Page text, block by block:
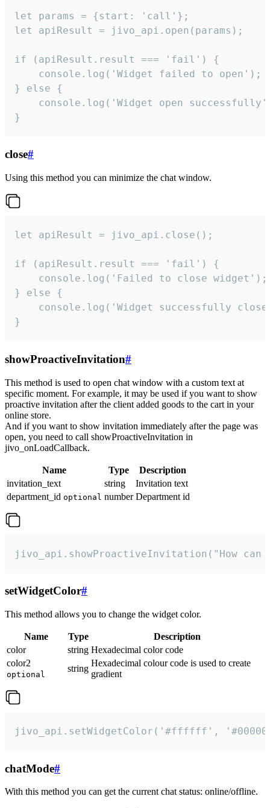
let params = {start: 'call'};
let apiResult = jivo_api.open(params);
if (apiResult.result === 'fail') {
    console.log('Widget failed to open');
} else {
console.log('Widget open
}
close#
Using this method you can minimize the chat window.
let apiResult = jivo_api.close();
if (apiResult.result === 'fail') {
    console.log('Failed to close widget');
} else {
console.log('Widget successfully
}
showProactiveInvitation#
This method is used to open chat window with a custom text at
specific moment. For example, it may be used if you want to show
proactive invitation after the client added goods to the cart in your
online store.
And if you want to show invitation immediately after the page was
open, you need to call showProactiveInvitation in
jivo_onLoadCallback.
Name Type
Description
invitation_text
string
Invitation text
department_id optional number Department id
jivo_api.showProactiveInvitation("How
setWidgetColor#
This method allows you to change the widget color.
Name Type
Description
color
string Hexadecimal color code
color2
optional
string
Hexadecimal colour code is used to create
gradient
jivo_api.setWidgetColor('#ffffff',
chatMode#
With this method you can get the current chat status: online/offline.